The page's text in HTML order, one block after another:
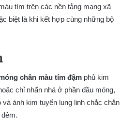
tím trên các nền tảng mạng xã
biệt là khi kết hợp cùng những bộ
chân màu tím đậm phủ kim
chỉ nhấn nhá ở phần đầu móng,
ánh kim tuyến lung linh chắc chắn